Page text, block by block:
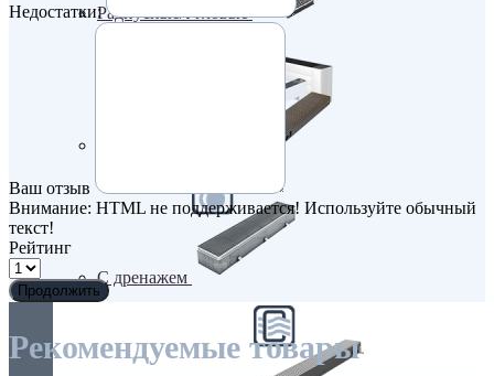
Радиусные/Угловые
С дренажем
Недостатки:
Ваш отзыв
Внимание: HTML не поддерживается! Используйте обычный
текст!
Рейтинг
Продолжить
Рекомендуемые товары